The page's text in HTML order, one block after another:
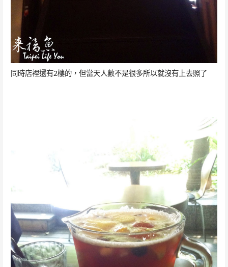
同時店裡還有2樓的，但當天人數不是很多所以就沒有上去照了